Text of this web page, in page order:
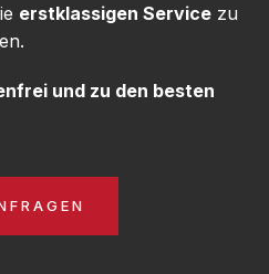
erstklassigen Service zu
und zu den besten